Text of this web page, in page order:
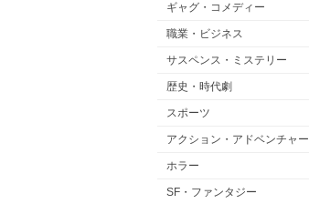
ギャグ・コメディー
職業・ビジネス
サスペンス・ミステリー
歴史・時代劇
スポーツ
アクション・アドベンチャー
ホラー
SF・ファンタジー